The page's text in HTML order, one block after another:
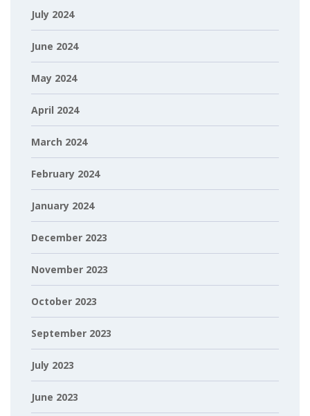
July 2024
June 2024
May 2024
April 2024
March 2024
February 2024
January 2024
December 2023
November 2023
October 2023
September 2023
July 2023
June 2023